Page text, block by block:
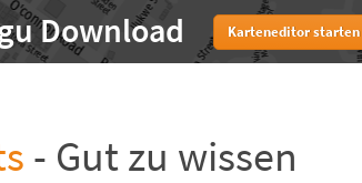
Download Karteneditor starten
- Gut zu wissen